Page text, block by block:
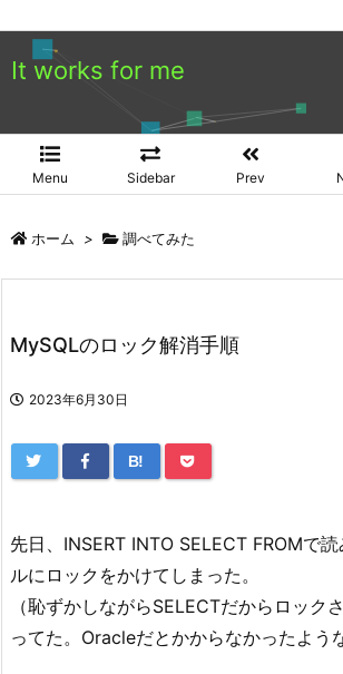
It works for me
Menu Sidebar Prev
ホーム > 調べてみた
MySQLのロック解消手順
2023年6月30日
B!
先日、INSERT INTO SELECT FROMで
ルにロックをかけてしまった。
（恥ずかしながらSELECTだからロック
ってた。Oracleだとかからなかったよう